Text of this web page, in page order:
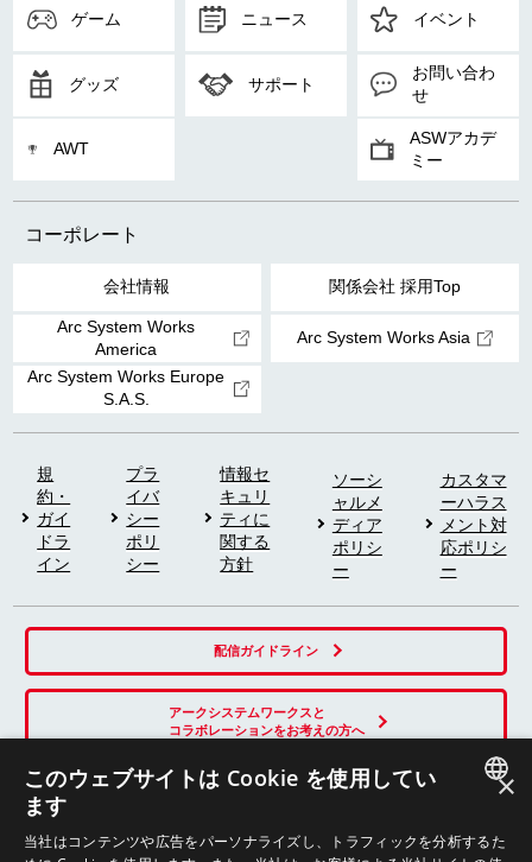
ゲーム ニュース イベント
グッズ サポート
お問い合わ
せ
AWT
ASWアカデ
ミー
コーポレート
会社情報 関係会社 採用Top
Arc System Works
America
Arc System Works Asia
Arc System Works Europe
S.A.S.
規
約・
ガイ
ドラ
イン
プラ
イバ
シー
ポリ
シー
情報セ
キュリ
ティに
関する
方針
ソーシ
ャルメ
ディア
ポリシ
ー
カスタマ
ーハラス
メント対
応ポリシ
ー
配信ガイドライン
アークシステムワークスと
コラボレーションをお考えの方へ
SNS
×
このウェブサイトは Cookie を使用してい
ます
当社はコンテンツや広告をパーソナライズし、トラフィックを分析するた